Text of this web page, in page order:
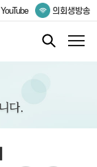
YouTube 의회생방송